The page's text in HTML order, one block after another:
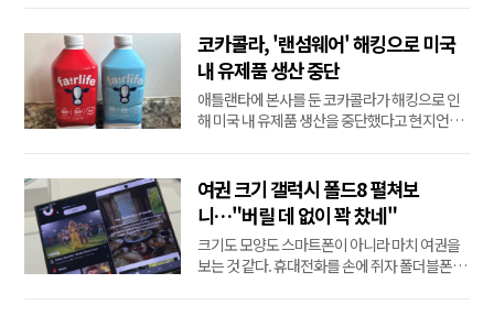
동안 스타벅스가 국내서 출시한 아이스 음료 가
운데 역대 최단기간 판매량 100만잔을 기록했
고, 출시 5개월째인 이날 기준으로 누적 판매량
이 550만잔...
코카콜라, '랜섬웨어' 해킹으로 미국
내 유제품 생산 중단
애틀랜타에 본사를 둔 코카콜라가 해킹으로 인
해 미국 내 유제품 생산을 중단했다고 현지언론
악성 프로그램) 그룹인 '아누비스'는 이날 다크
웹에 코카콜라의 유제품 브랜드인 '페어라이
프'의 서버를 해킹했다고 주장했다. 이 집단은
오...
여권 크기 갤럭시 폴드8 펼쳐보
니…"버릴 데 없이 꽉 찼네"
크기도 모양도 스마트폰이 아니라 마치 여권을
보는 것 같다. 휴대전화를 손에 쥐자 폴더블폰이